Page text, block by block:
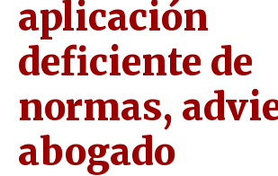
aplicación
deficiente de
normas,
abogado